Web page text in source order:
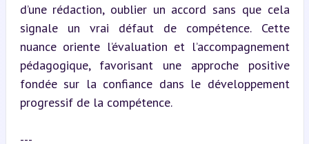
d’une rédaction, oublier un accord sans que cela
signale un vrai défaut de compétence. Cette
nuance oriente l’évaluation et l’accompagnement
pédagogique, favorisant une approche positive
fondée sur la confiance dans le développement
progressif de la compétence.
---